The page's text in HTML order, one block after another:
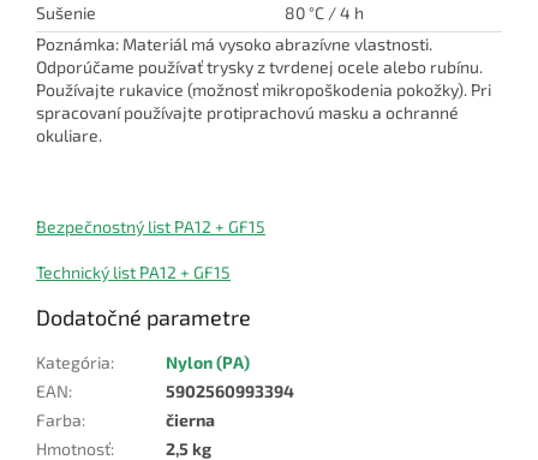
Sušenie
80 °C / 4 h
Poznámka: Materiál má vysoko abrazívne vlastnosti.
Odporúčame používať trysky z tvrdenej ocele alebo rubínu.
Používajte rukavice (možnosť mikropoškodenia pokožky). Pri
spracovaní používajte protiprachovú masku a ochranné
okuliare.
Bezpečnostný list PA12 + GF15
Technický list PA12 + GF15
Dodatočné parametre
Kategória:
Nylon (PA)
EAN:
5902560993394
Farba:
čierna
Hmotnosť:
2,5 kg